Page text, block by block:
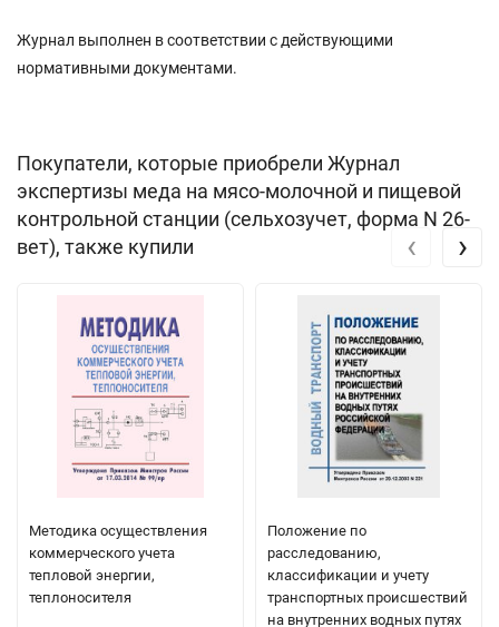
Журнал выполнен в соответствии с действующими
нормативными документами.
Покупатели, которые приобрели Журнал
экспертизы меда на мясо-молочной и пищевой
контрольной станции (сельхозучет, форма N 26-
вет), также купили
Методика осуществления
коммерческого учета
тепловой энергии,
теплоносителя
Положение по
расследованию,
классификации и учету
транспортных происшествий
на внутренних водных путях
‹ ›